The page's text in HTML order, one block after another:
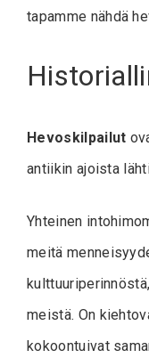
tapamme nähdä
Hevoskilpailut
antiikin ajoista
Yhteinen
meitä
meistä. On
kokoontuivat